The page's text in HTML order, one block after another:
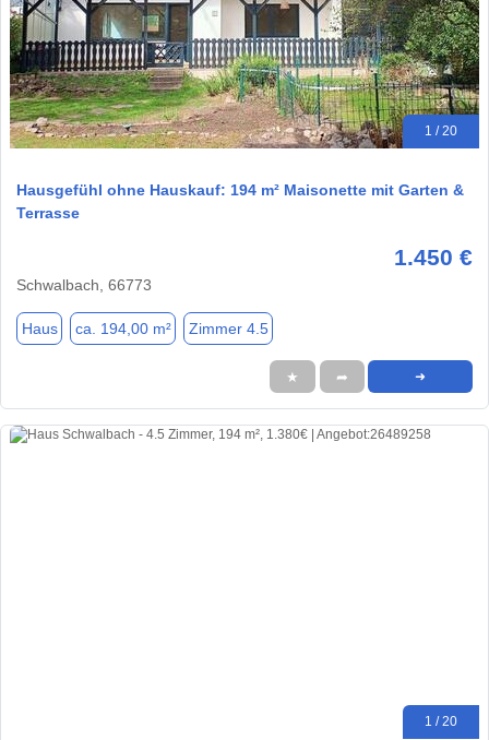
1 / 20
Hausgefühl ohne Hauskauf: 194 m² Maisonette mit Garten &
Terrasse
1.450 €
Schwalbach, 66773
Haus ca. 194,00 m² Zimmer 4.5
★ ➦ ➜
1 / 20